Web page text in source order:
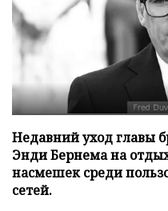
Недавний уход главы
Энди Бернема на
насмешек среди
сетей.